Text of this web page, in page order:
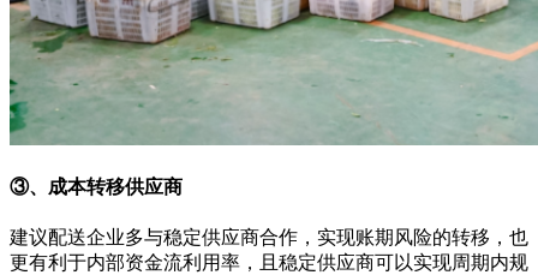
③、成本转移供应商
建议配送企业多与稳定供应商合作，实现账期风险的转移，也
更有利于内部资金流利用率，且稳定供应商可以实现周期内规